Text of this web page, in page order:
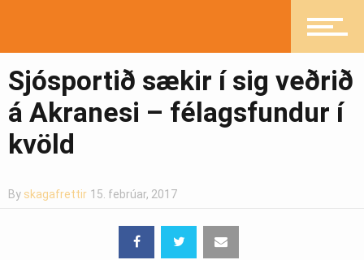
Mannlíf
Heilsueflandi samfélag
Sjósportið sækir í sig veðrið
á Akranesi – félagsfundur í
kvöld
By skagafrettir 15. febrúar, 2017